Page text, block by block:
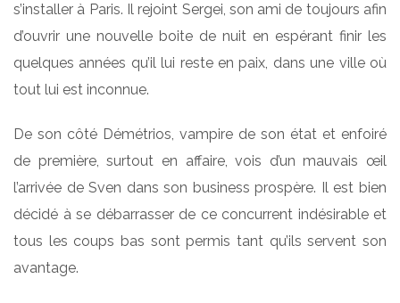
s’installer à Paris. Il rejoint Sergei, son ami de toujours afin
d’ouvrir une nouvelle boite de nuit en espérant finir les
quelques années qu’il lui reste en paix, dans une ville où
tout lui est inconnue.
De son côté Démétrios, vampire de son état et enfoiré
de première, surtout en affaire, vois d’un mauvais œil
l’arrivée de Sven dans son business prospère. Il est bien
décidé à se débarrasser de ce concurrent indésirable et
tous les coups bas sont permis tant qu’ils servent son
avantage.